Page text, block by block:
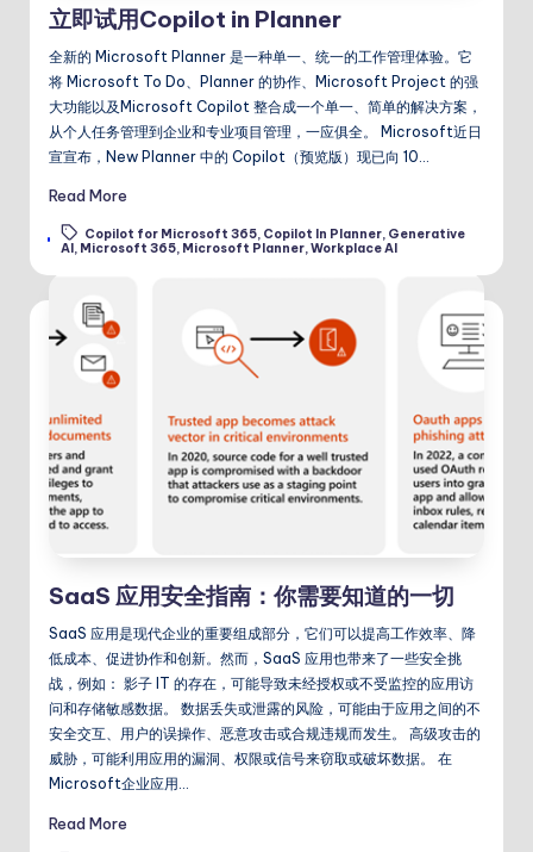
立即试用Copilot in Planner
全新的 Microsoft Planner 是一种单一、统一的工作管理体验。它
将 Microsoft To Do、Planner 的协作、Microsoft Project 的强
大功能以及Microsoft Copilot 整合成一个单一、简单的解决方案，
从个人任务管理到企业和专业项目管理，一应俱全。 Microsoft近日
宣宣布，New Planner 中的 Copilot（预览版）现已向 10…
Read More
Tags: Copilot for Microsoft 365, Copilot In Planner, Generative
AI, Microsoft 365, Microsoft Planner,Workplace AI
SaaS 应用安全指南：你需要知道的一切
SaaS 应用是现代企业的重要组成部分，它们可以提高工作效率、降
低成本、促进协作和创新。然而，SaaS 应用也带来了一些安全挑
战，例如： 影子 IT 的存在，可能导致未经授权或不受监控的应用访
问和存储敏感数据。 数据丢失或泄露的风险，可能由于应用之间的不
安全交互、用户的误操作、恶意攻击或合规违规而发生。 高级攻击的
威胁，可能利用应用的漏洞、权限或信号来窃取或破坏数据。 在
Microsoft企业应用…
Read More